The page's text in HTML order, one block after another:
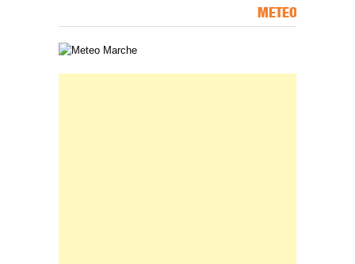
METEO
Carta meteorologica delle Marche